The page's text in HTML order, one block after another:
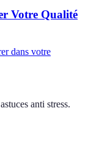
Votre Qualité
dans votre
astuces anti stress.